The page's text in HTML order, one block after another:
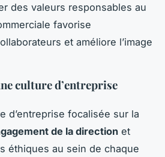
des valeurs responsables au
favorise
et améliore l’image
culture d’entreprise
d’entreprise focalisée sur la
de la direction et
éthiques au sein de chaque